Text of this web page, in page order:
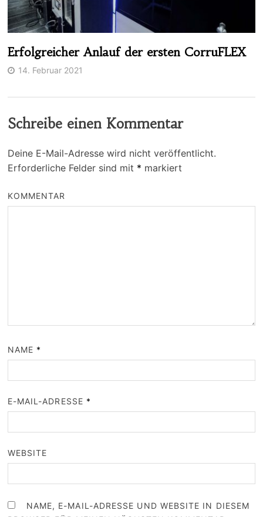
Erfolgreicher Anlauf der ersten CorruFLEX
14. Februar 2021
Schreibe einen Kommentar
Deine E-Mail-Adresse wird nicht veröffentlicht.
Erforderliche Felder sind mit * markiert
KOMMENTAR
NAME *
E-MAIL-ADRESSE *
WEBSITE
NAME, E-MAIL-ADRESSE UND WEBSITE IN DIESEM